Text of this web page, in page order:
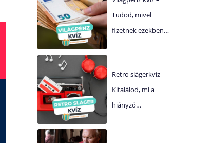
Tudod, mivel
fizetnek ezekben…
Retro slágerkvíz –
Kitalálod, mi a
hiányzó…